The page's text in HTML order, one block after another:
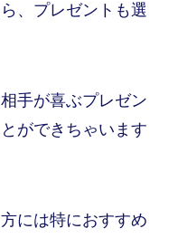
、プレゼントも選
手が喜ぶプレゼン
ができちゃいます
には特におすすめ